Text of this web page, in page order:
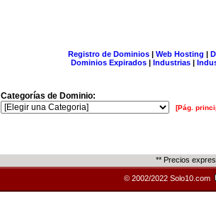
Registro de Dominios| Web Hosting |
Dominios Expirados | Industrias |
Categorías de Dominio:
[Pág.
** Precios
© 2002/2022 Solo10.com